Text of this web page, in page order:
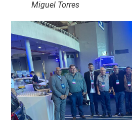
Miguel Torres